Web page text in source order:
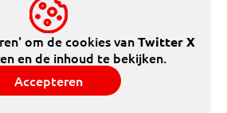
om de cookies vanTwitter X
en de inhoud te bekijken.
Accepteren